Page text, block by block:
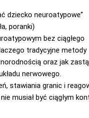
dziecko neuroatypowe”
poranki)
bez ciągłego
tradycyjne metody
oraz jak
nerwowego.
stawiania granic i
musiał być ciągłym